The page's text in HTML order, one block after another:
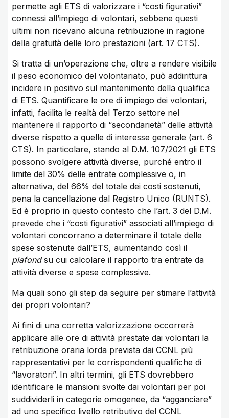
permette agli ETS di valorizzare i “costi figurativi”
connessi all’impiego di volontari, sebbene questi
ultimi non ricevano alcuna retribuzione in ragione
della gratuità delle loro prestazioni (art. 17 CTS).
Si tratta di un’operazione che, oltre a rendere visibile
il peso economico del volontariato, può addirittura
incidere in positivo sul mantenimento della qualifica
di ETS. Quantificare le ore di impiego dei volontari,
infatti, facilita le realtà del Terzo settore nel
mantenere il rapporto di “secondarietà” delle attività
diverse rispetto a quelle di interesse generale (art. 6
CTS). In particolare, stando al D.M. 107/2021 gli ETS
possono svolgere attività diverse, purché entro il
limite del 30% delle entrate complessive o, in
alternativa, del 66% del totale dei costi sostenuti,
pena la cancellazione dal Registro Unico (RUNTS).
Ed è proprio in questo contesto che l’art. 3 del D.M.
prevede che i “costi figurativi” associati all’impiego di
volontari concorrano a determinare il totale delle
spese sostenute dall’ETS, aumentando così il
plafondsu cui calcolare il rapporto tra entrate da
attività diverse e spese complessive.
Ma quali sono gli step da seguire per stimare l’attività
dei propri volontari?
Ai fini di una corretta valorizzazione occorrerà
applicare alle ore di attività prestate dai volontari la
retribuzione oraria lorda prevista dai CCNL più
rappresentativi per le corrispondenti qualifiche di
“lavoratori”. In altri termini, gli ETS dovrebbero
identificare le mansioni svolte dai volontari per poi
suddividerli in categorie omogenee, da “agganciare”
ad uno specifico livello retributivo del CCNL